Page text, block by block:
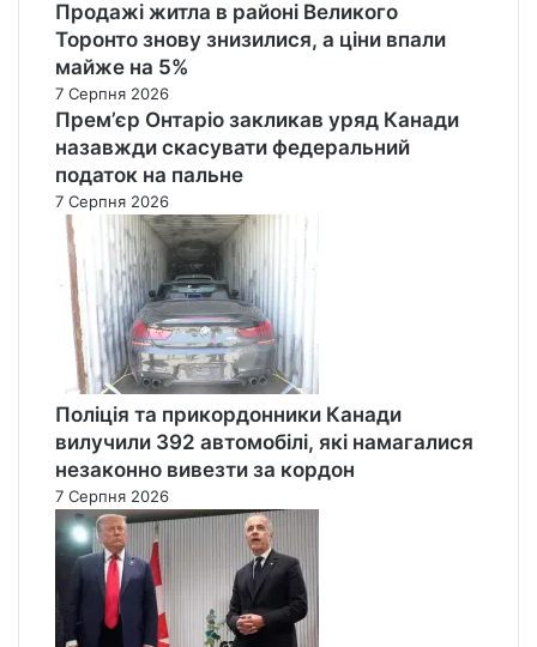
Продажі житла в районі Великого
Торонто знову знизилися, а ціни впали
майже на 5%
7 Серпня 2026
Прем’єр Онтаріо закликав уряд Канади
назавжди скасувати федеральний
податок на пальне
7 Серпня 2026
Поліція та прикордонники Канади
вилучили 392 автомобілі, які намагалися
незаконно вивезти за кордон
7 Серпня 2026